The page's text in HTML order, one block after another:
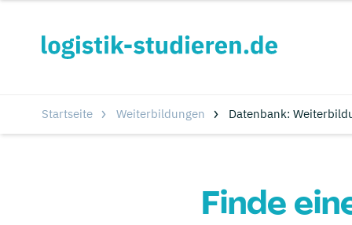
Startseite Weiterbildungen Datenbank:
Finde